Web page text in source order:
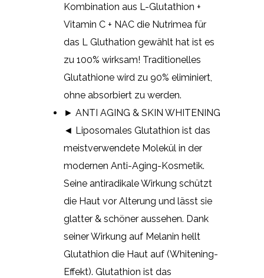
Kombination aus L-Glutathion +
Vitamin C + NAC die Nutrimea für
das L Gluthation gewählt hat ist es
zu 100% wirksam! Traditionelles
Glutathione wird zu 90% eliminiert,
ohne absorbiert zu werden.
► ANTI AGING & SKIN WHITENING
◄ Liposomales Glutathion ist das
meistverwendete Molekül in der
modernen Anti-Aging-Kosmetik.
Seine antiradikale Wirkung schützt
die Haut vor Alterung und lässt sie
glatter & schöner aussehen. Dank
seiner Wirkung auf Melanin hellt
Glutathion die Haut auf (Whitening-
Effekt). Glutathion ist das